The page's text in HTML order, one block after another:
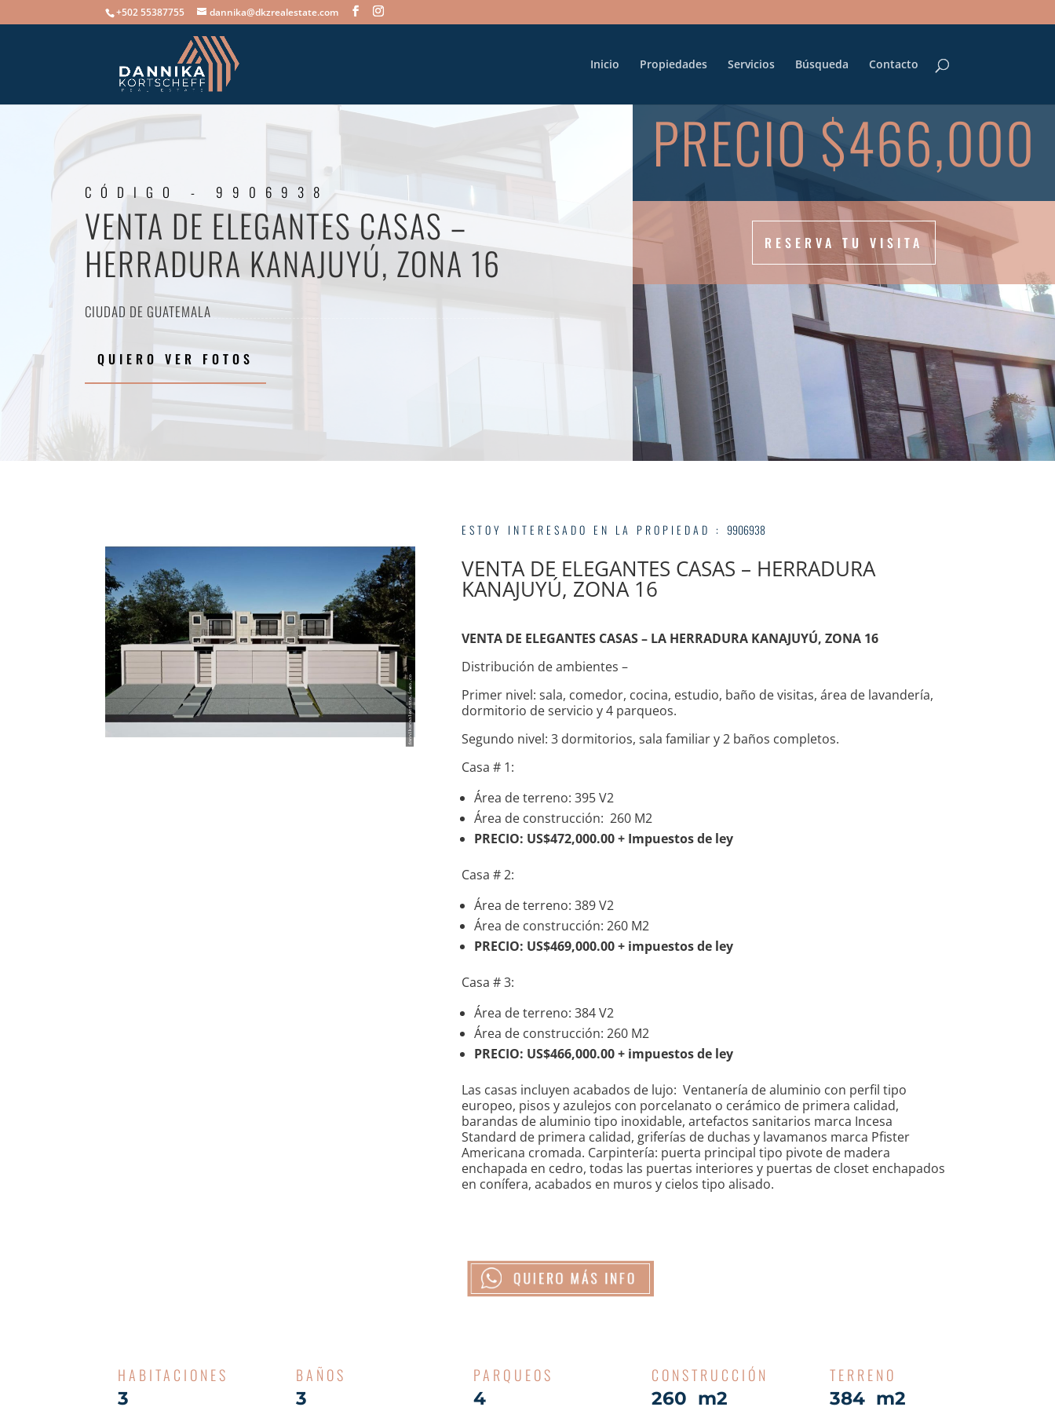
+502 55387755 dannika@dkzrealestate.com
Inicio Propiedades Servicios Búsqueda Contacto
CÓDIGO - 9906938
VENTA DE ELEGANTES CASAS –
HERRADURA KANAJUYÚ, ZONA 16
CIUDAD DE GUATEMALA
QUIERO VER FOTOS
PRECIO $466,000
RESERVA TU VISITA
ESTOY INTERESADO EN LA PROPIEDAD :9906938
VENTA DE ELEGANTES CASAS – HERRADURA
KANAJUYÚ, ZONA 16
VENTA DE ELEGANTES CASAS – LA HERRADURA KANAJUYÚ, ZONA 16
Distribución de ambientes –
Primer nivel: sala, comedor, cocina, estudio, baño de visitas, área de lavandería,
dormitorio de servicio y 4 parqueos.
Segundo nivel: 3 dormitorios, sala familiar y 2 baños completos.
Casa # 1:
Área de terreno: 395 V2
Área de construcción: 260 M2
PRECIO: US$472,000.00 + Impuestos de ley
Casa # 2:
Área de terreno: 389 V2
Área de construcción: 260 M2
PRECIO: US$469,000.00 + impuestos de ley
Casa # 3:
Área de terreno: 384 V2
Área de construcción: 260 M2
PRECIO: US$466,000.00 + impuestos de ley
Las casas incluyen acabados de lujo: Ventanería de aluminio con perfil tipo
europeo, pisos y azulejos con porcelanato o cerámico de primera calidad,
barandas de aluminio tipo inoxidable, artefactos sanitarios marca Incesa
Standard de primera calidad, griferías de duchas y lavamanos marca Pfister
Americana cromada. Carpintería: puerta principal tipo pivote de madera
enchapada en cedro, todas las puertas interiores y puertas de closet enchapados
en conífera, acabados en muros y cielos tipo alisado.
HABITACIONES
3
BAÑOS
3
PARQUEOS
4
CONSTRUCCIÓN
260 m2
TERRENO
384 m2